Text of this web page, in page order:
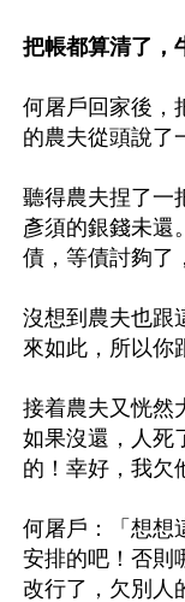
把帳都算清了，
何屠戶回家後，
的農夫從頭說了
聽得農夫捏了一
彥須的銀錢未還
債，等債討夠了
沒想到農夫也跟
來如此，所以你
接着農夫又恍然
如果沒還，人死
的！幸好，我欠
何屠戶：「想想
安排的吧！否則
改行了，欠別人